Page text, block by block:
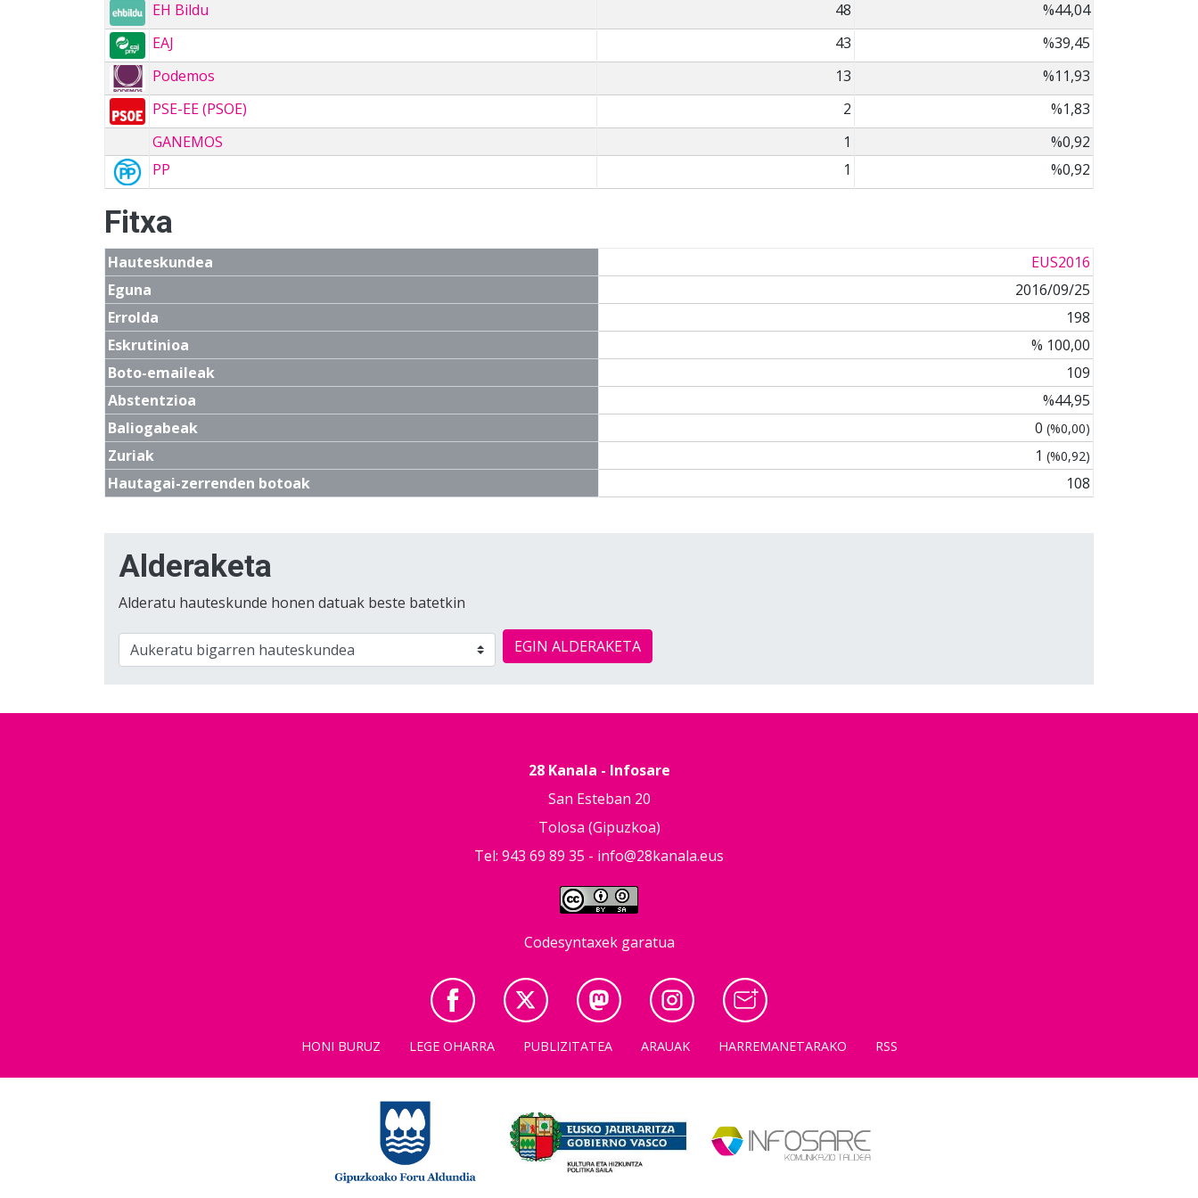
EH Bildu
48
%44,04
EAJ
43
%39,45
Podemos
13
%11,93
PSE-EE (PSOE)
2
%1,83
GANEMOS
1
%0,92
PP
1 %0,92
Fitxa
Hauteskundea
EUS2016
Eguna
2016/09/25
Errolda
198
Eskrutinioa
% 100,00
Boto-emaileak
109
Abstentzioa
%44,95
Baliogabeak
0 (%0,00)
Zuriak 1 (%0,92)
Hautagai-zerrenden botoak 108
Alderaketa
Alderatu hauteskunde honen datuak beste batetkin
EGIN ALDERAKETA
28 Kanala - Infosare
San Esteban 20
Tolosa (Gipuzkoa)
Tel: 943 69 89 35 - info@28kanala.eus
Codesyntaxek garatua
HONI BURUZ LEGE OHARRA PUBLIZITATEA ARAUAK HARREMANETARAKO RSS